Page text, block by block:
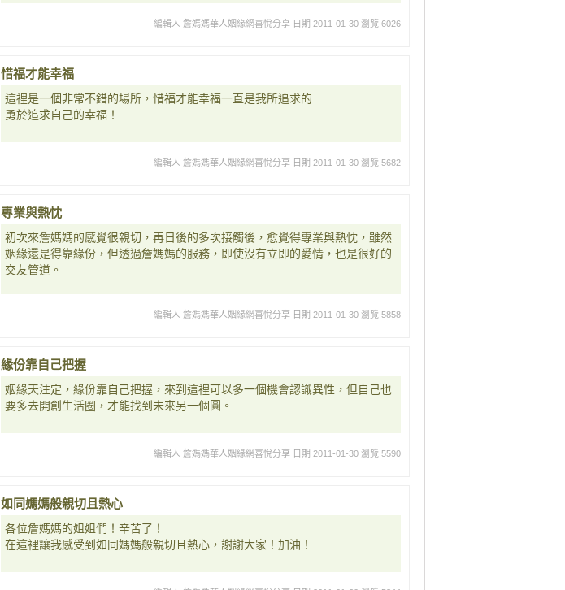
編輯人 詹媽媽華人姻緣網喜悅分享 日期 2011-01-30 瀏覽 6026
惜福才能幸福
這裡是一個非常不錯的場所，惜福才能幸福一直是我所追求的
勇於追求自己的幸福！
編輯人 詹媽媽華人姻緣網喜悅分享 日期 2011-01-30 瀏覽 5682
專業與熱忱
初次來詹媽媽的感覺很親切，再日後的多次接觸後，愈覺得專業與熱忱，雖然
姻緣還是得靠緣份，但透過詹媽媽的服務，即使沒有立即的愛情，也是很好的
交友管道。
編輯人 詹媽媽華人姻緣網喜悅分享 日期 2011-01-30 瀏覽 5858
緣份靠自己把握
姻緣天注定，緣份靠自己把握，來到這裡可以多一個機會認識異性，但自己也
要多去開創生活圈，才能找到未來另一個圓。
編輯人 詹媽媽華人姻緣網喜悅分享 日期 2011-01-30 瀏覽 5590
如同媽媽般親切且熱心
各位詹媽媽的姐姐們！辛苦了！
在這裡讓我感受到如同媽媽般親切且熱心，謝謝大家！加油！